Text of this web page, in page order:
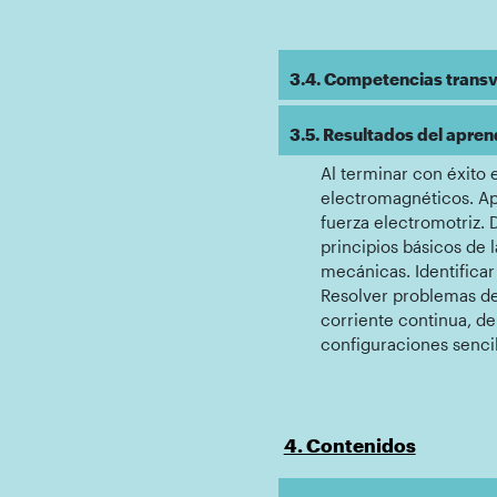
3.4. Competencias
3.5. Resultados del
Al terminar con éxito
electromagnéticos.
fuerza electromotriz.
principios básicos de
mecánicas.
Resolver problemas
corriente continua,
configuraciones
4. Contenidos